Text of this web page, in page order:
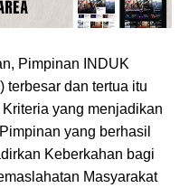
Pimpinan INDUK
terbesar dan tertua itu
yang menjadikan
yang berhasil
Keberkahan bagi
Masyarakat